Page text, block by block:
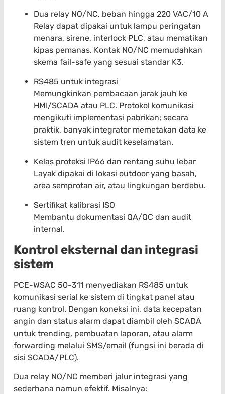
Dua relay NO/NC, beban hingga 220 VAC/10 A
Relay dapat dipakai untuk lampu peringatan
menara, sirene, interlock PLC, atau mematikan
kipas pemanas. Kontak NO/NC memudahkan
skema fail-safe yang sesuai standar K3.
RS485 untuk integrasi
Memungkinkan pembacaan jarak jauh ke
HMI/SCADA atau PLC. Protokol komunikasi
mengikuti implementasi pabrikan; secara
praktik, banyak integrator memetakan data ke
sistem tren untuk audit keselamatan.
Kelas proteksi IP66 dan rentang suhu lebar
Layak dipakai di lokasi outdoor yang basah,
area semprotan air, atau lingkungan berdebu.
Sertifikat kalibrasi ISO
Membantu dokumentasi QA/QC dan audit
internal.
Kontrol eksternal dan integrasi
sistem
PCE-WSAC 50-311 menyediakan RS485 untuk
komunikasi serial ke sistem di tingkat panel atau
ruang kontrol. Dengan koneksi ini, data kecepatan
angin dan status alarm dapat diambil oleh SCADA
untuk trending, pembuatan laporan, atau alarm
forwarding melalui SMS/email (fungsi ini berada di
sisi SCADA/PLC).
Dua relay NO/NC memberi jalur integrasi yang
sederhana namun efektif. Misalnya: